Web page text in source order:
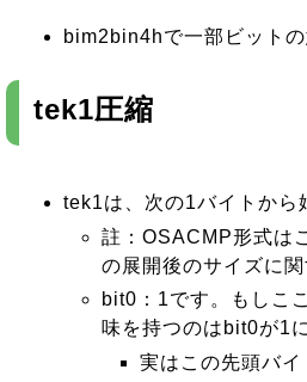
bim2bin4hで一部ビット
tek1圧縮
tek1は、次の1バイトから
註：OSACMP形式は
の展開後のサイズに
bit0：1です。もしこ
味を持つのはbit0が1
実はこの先頭バイ